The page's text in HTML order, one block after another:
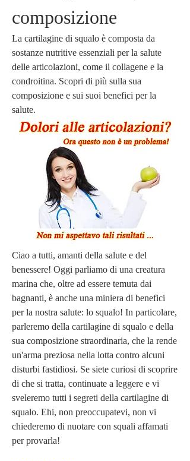
composizione
La cartilagine di squalo è composta da
sostanze nutritive essenziali per la salute
delle articolazioni, come il collagene e la
condroitina. Scopri di più sulla sua
composizione e sui suoi benefici per la
salute.
Ciao a tutti, amanti della salute e del
benessere! Oggi parliamo di una creatura
marina che, oltre ad essere temuta dai
bagnanti, è anche una miniera di benefici
per la nostra salute: lo squalo! In particolare,
parleremo della cartilagine di squalo e della
sua composizione straordinaria, che la rende
un'arma preziosa nella lotta contro alcuni
disturbi fastidiosi. Se siete curiosi di scoprire
di che si tratta, continuate a leggere e vi
sveleremo tutti i segreti della cartilagine di
squalo. Ehi, non preoccupatevi, non vi
chiederemo di nuotare con squali affamati
per provarla!